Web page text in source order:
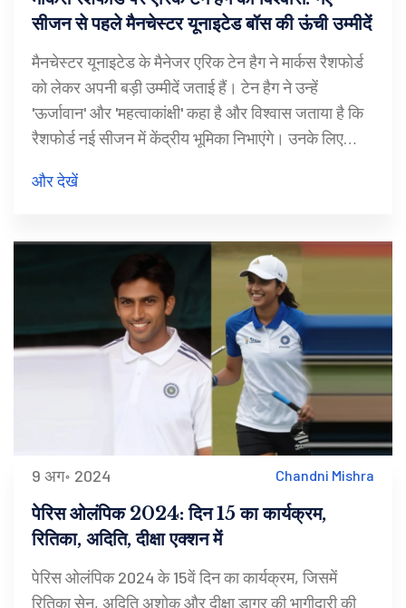
सीजन से पहले मैनचेस्टर यूनाइटेड बॉस की ऊंची उम्मीदें
मैनचेस्टर यूनाइटेड के मैनेजर एरिक टेन हैग ने मार्कस रैशफोर्ड
को लेकर अपनी बड़ी उम्मीदें जताई हैं। टेन हैग ने उन्हें
'ऊर्जावान' और 'महत्वाकांक्षी' कहा है और विश्वास जताया है कि
रैशफोर्ड नई सीजन में केंद्रीय भूमिका निभाएंगे। उनके लिए
हिस्सा होगा।
और देखें
9 अग॰ 2024 Chandni Mishra
पेरिस ओलंपिक 2024: दिन 15 का कार्यक्रम,
रितिका, अदिति, दीक्षा एक्शन में
पेरिस ओलंपिक 2024 के 15वें दिन का कार्यक्रम, जिसमें
रितिका सेन, अदिति अशोक और दीक्षा डागर की भागीदारी की